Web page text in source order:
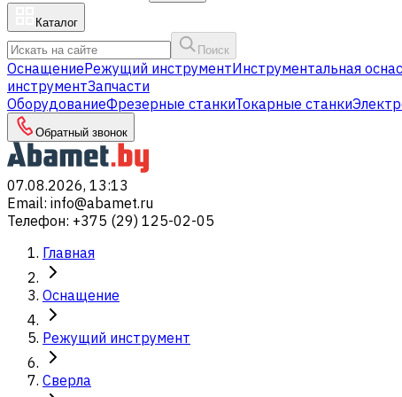
Каталог
Поиск
ОснащениеРежущий инструментИнструментальная
инструментЗапчасти
ОборудованиеФрезерные станкиТокарные станки
Обратный звонок
07.08.2026, 13:13
Email: info@abamet.ru
Телефон: +375 (29) 125-02-05
Главная
Оснащение
Режущий инструмент
Сверла